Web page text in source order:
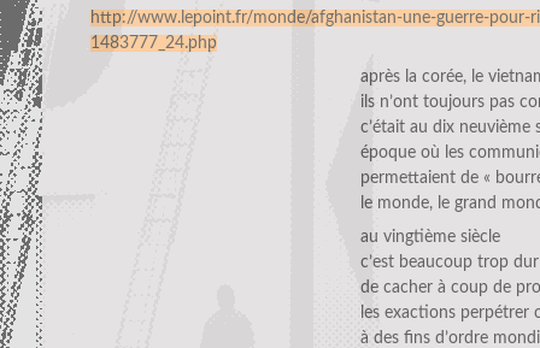
http://www.lepoint.fr/monde/afghanistan-une-guerre-pour-
1483777_24.php
après la corée, le
ils n’ont toujours pas
c’était au dix neuvième
époque où les
permettaient de «
le monde, le grand
au vingtième siècle
c’est beaucoup trop dur
de cacher à coup de
les exactions perpétrer
à des fins d’ordre